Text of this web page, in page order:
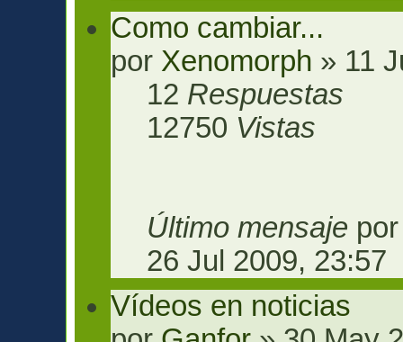
Como cambiar...
por Xenomorph » 11
12 Respuestas
12750 Vistas
Último mensaje
26 Jul 2009, 23:57
Vídeos en noticias